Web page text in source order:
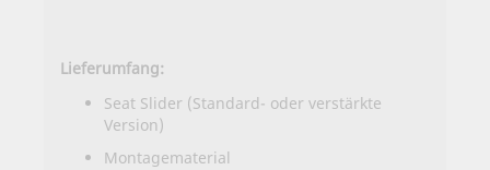
Lieferumfang:
Seat Slider (Standard- oder verstärkte
Version)
Montagematerial